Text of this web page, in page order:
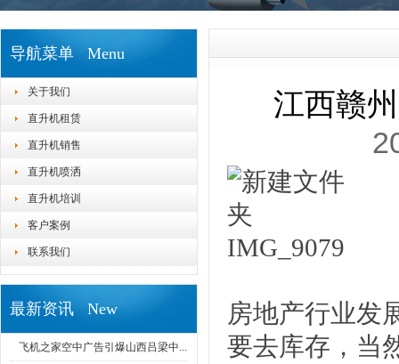
导航菜单 Menu
关于我们
直升机租赁
直升机销售
直升机喷洒
直升机培训
客户案例
联系我们
最新资讯 New
飞机之家空中广告引爆山西吕梁中...
江西赣
房地产行业发
要去库存，当